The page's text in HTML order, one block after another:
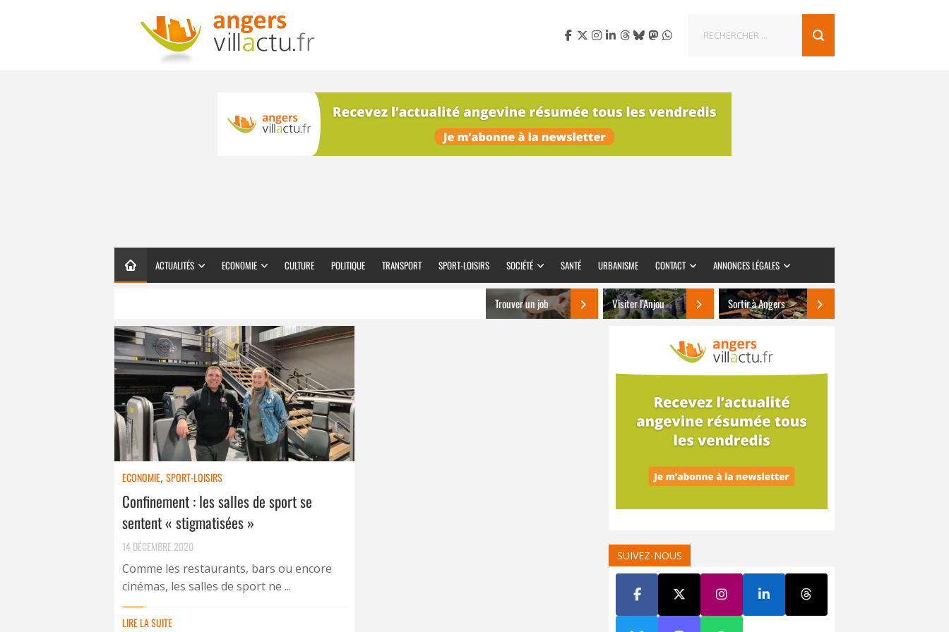
ACTUALITÉS ECONOMIE CULTURE POLITIQUE TRANSPORT SPORT-LOISIRS SOCIÉTÉ SANTÉ URBANISME CONTACT ANNONCES LÉGALES
Trouver un job Visiter l’Anjou Sortir à Angers
ECONOMIE, SPORT-LOISIRS
Confinement : les salles de sport se
sentent « stigmatisées »
14 DÉCEMBRE 2020
Comme les restaurants, bars ou encore
cinémas, les salles de sport ne ...
LIRE LA SUITE
SUIVEZ-NOUS